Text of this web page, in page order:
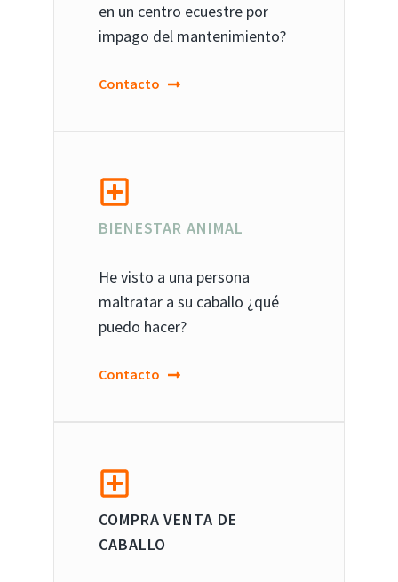
en un centro ecuestre por
impago del mantenimiento?
Contacto
BIENESTAR ANIMAL
He visto a una persona
maltratar a su caballo ¿qué
puedo hacer?
Contacto
COMPRA VENTA DE
CABALLO